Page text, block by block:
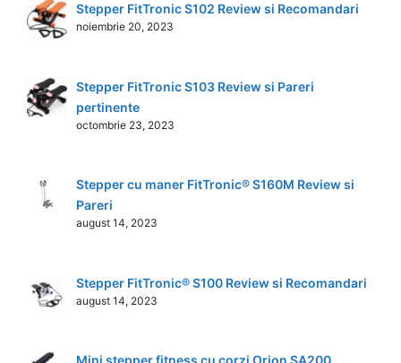
Stepper FitTronic S102 Review si Recomandari
noiembrie 20, 2023
Stepper FitTronic S103 Review si Pareri
pertinente
octombrie 23, 2023
Stepper cu maner FitTronic® S160M Review si
Pareri
august 14, 2023
Stepper FitTronic® S100 Review si Recomandari
august 14, 2023